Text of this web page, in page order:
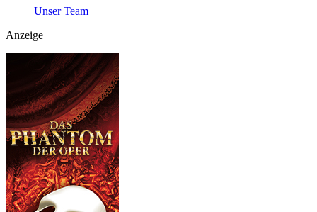
Unser Team
Anzeige